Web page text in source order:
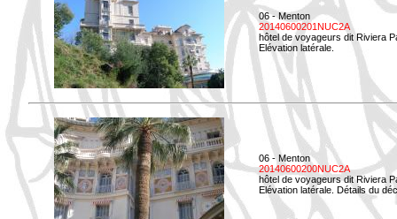
06 - Menton
20140600201NUC2A
hôtel de voyageurs dit Riviera
Elévation latérale.
06 - Menton
20140600200NUC2A
hôtel de voyageurs dit Riviera
Elévation latérale. Détails du